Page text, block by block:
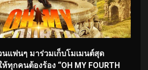
นแฟนๆ มาร่วมเก็บโมเมนต์สุด
ทุกคนต้องร้อง “OH MY FOURTH